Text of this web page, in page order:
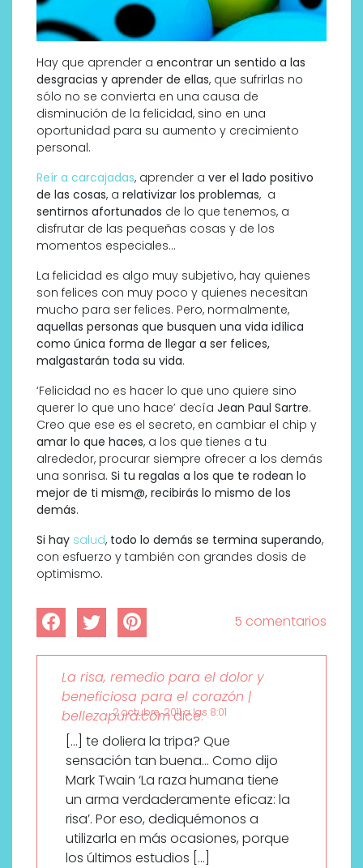
Hay que aprender a encontrar un sentido a las
desgracias y aprender de ellas, que sufrirlas no
sólo no se convierta en una causa de
disminución de la felicidad, sino en una
oportunidad para su aumento y crecimiento
personal.
Reír a carcajadas, aprender a ver el lado positivo
de las cosas, a relativizar los problemas, a
sentirnos afortunados de lo que tenemos, a
disfrutar de las pequeñas cosas y de los
momentos especiales…
La felicidad es algo muy subjetivo, hay quienes
son felices con muy poco y quienes necesitan
mucho para ser felices. Pero, normalmente,
aquellas personas que busquen una vida idílica
como única forma de llegar a ser felices,
malgastarán toda su vida.
‘Felicidad no es hacer lo que uno quiere sino
querer lo que uno hace’ decía Jean Paul Sartre.
Creo que ese es el secreto, en cambiar el chip y
amar lo que haces, a los que tienes a tu
alrededor, procurar siempre ofrecer a los demás
una sonrisa. Si tu regalas a los que te rodean lo
mejor de ti mism@, recibirás lo mismo de los
demás.
Si hay salud, todo lo demás se termina superando,
con esfuerzo y también con grandes dosis de
optimismo.
5 comentarios
La risa, remedio para el dolor y
beneficiosa para el corazón |
bellezapura.comdice:
2 octubre, 2011 a las 8:01
[…] te doliera la tripa? Que
sensación tan buena… Como dijo
Mark Twain ‘La raza humana tiene
un arma verdaderamente eficaz: la
risa’. Por eso, dediquémonos a
utilizarla en más ocasiones, porque
los últimos estudios […]